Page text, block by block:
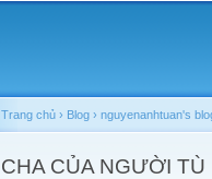
You are here
Trang chủ › Blog › nguyenanhtuan's
CHA CỦA NGƯỜI TÙ